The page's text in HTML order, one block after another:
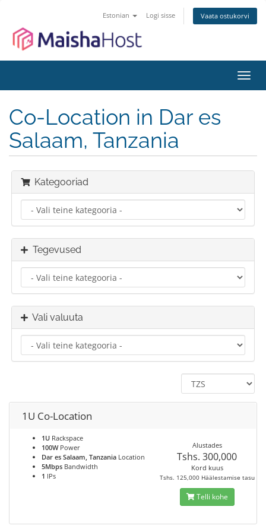
Estonian Logi sisse Vaata ostukorvi
Co-Location in Dar es
Salaam, Tanzania
Kategooriad
Tegevused
Vali valuuta
1U Co-Location
1U Rackspace
100WPower
Dar es Salaam, Tanzania Location
5Mbps Bandwidth
1 IPs
Alustades
Tshs. 300,000
Kord kuus
Tshs. 125,000 Häälestamise tasu
Telli kohe